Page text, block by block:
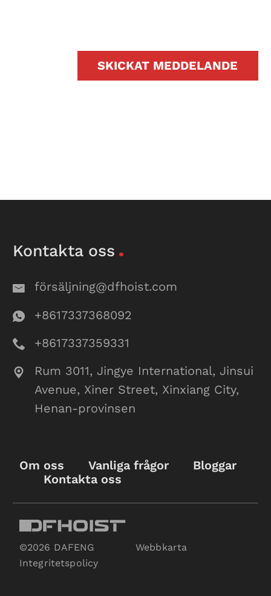
SKICKAT MEDDELANDE
Kontakta oss
försäljning@dfhoist.com
+8617337368092
+8617337359331
Rum 3011, Jingye International, Jinsui
Avenue, Xiner Street, Xinxiang City,
Henan-provinsen
Om oss Vanliga frågor
Bloggar
Kontakta oss
©2026 DAFENG
Webbkarta
Integritetspolicy